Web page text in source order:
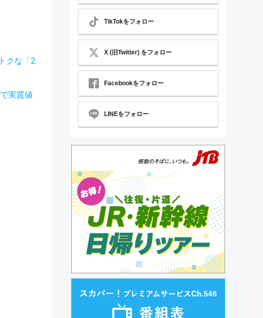
クな「2
実質値
TikTokをフォロー
X (旧Twitter) をフォロー
Facebookをフォロー
LINEをフォロー